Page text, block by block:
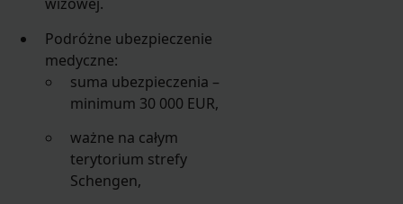
wizowej.
Podróżne ubezpieczenie
medyczne:
suma ubezpieczenia –
minimum 30 000 EUR,
ważne na całym
terytorium strefy
Schengen,